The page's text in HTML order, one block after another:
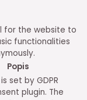
for the website to
functionalities
Popis
set by GDPR
plugin. The